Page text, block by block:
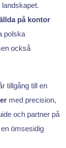
på kontor
polska
också
tillgång till en
med precision,
och partner på
ömsesidig